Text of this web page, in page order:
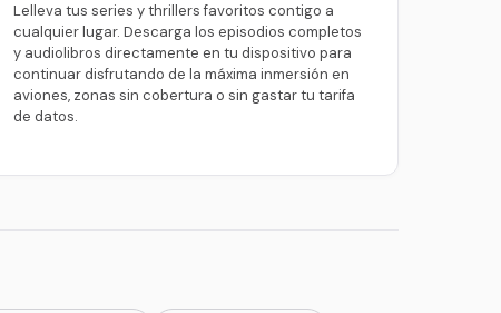
Lelleva tus series y thrillers favoritos contigo a
cualquier lugar. Descarga los episodios completos
y audiolibros directamente en tu dispositivo para
continuar disfrutando de la máxima inmersión en
aviones, zonas sin cobertura o sin gastar tu tarifa
de datos.